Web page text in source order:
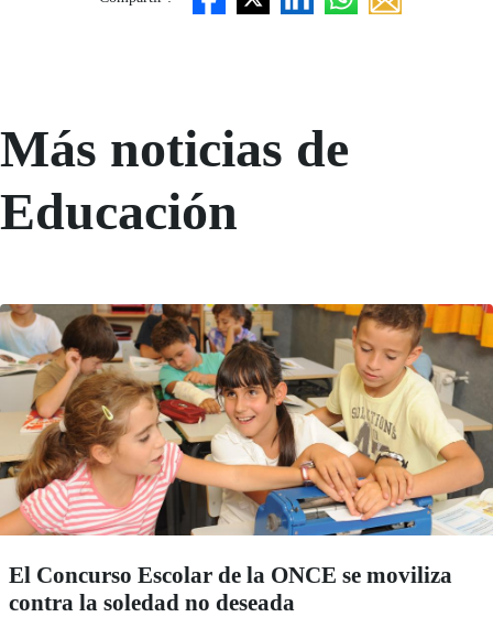
Más noticias de
Educación
El Concurso Escolar de la ONCE se moviliza
contra la soledad no deseada